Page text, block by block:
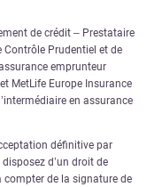
de crédit – Prestataire
Contrôle Prudentiel et de
emprunteur
MetLife Europe Insurance
en assurance
définitive par
d’un droit de
de la signature de